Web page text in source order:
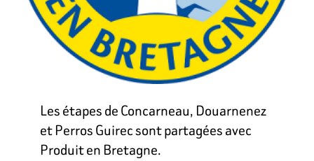
Les étapes de Concarneau, Douarnenez
et Perros Guirec sont partagées avec
Produit en Bretagne.